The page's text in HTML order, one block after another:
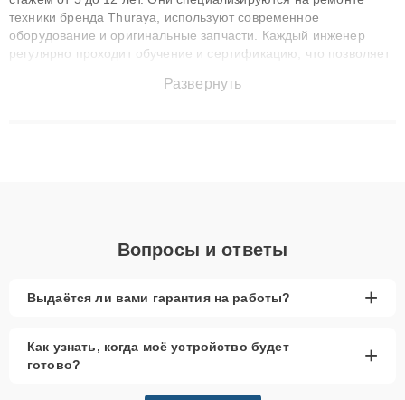
техники бренда Thuraya, используют современное
оборудование и оригинальные запчасти. Каждый инженер
регулярно проходит обучение и сертификацию, что позволяет
технику с сохранением гарантии до 3 лет. Наши мастера
Развернуть
Вопросы и ответы
Выдаётся ли вами гарантия на работы? +
Как узнать, когда моё устройство будет
готово?
+